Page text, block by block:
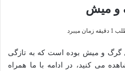
و میش
میبرد
گرگ و میش بوده است که به تازگی
می کنید، در ادامه با ما همراه